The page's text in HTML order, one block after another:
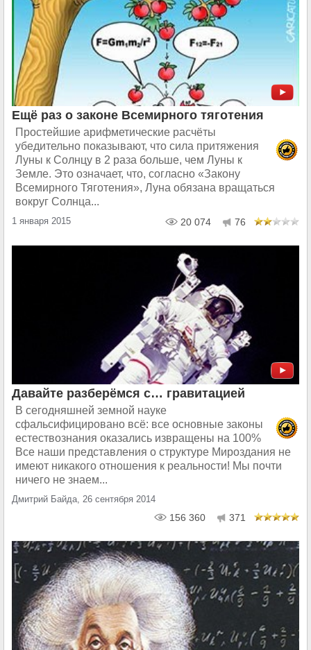
Ещё раз о законе Всемирного тяготения
Простейшие арифметические расчёты
убедительно показывают, что сила притяжения
Луны к Солнцу в 2 раза больше, чем Луны к
Земле. Это означает, что, согласно «Закону
Всемирного Тяготения», Луна обязана вращаться
вокруг Солнца...
1 января 2015 20 074 76
Давайте разберёмся с… гравитацией
В сегодняшней земной науке
сфальсифицировано всё: все основные законы
естествознания оказались извращены на 100%
Все наши представления о структуре Мироздания не
имеют никакого отношения к реальности! Мы почти
ничего не знаем...
Дмитрий Байда, 26 сентября 2014
156 360 371